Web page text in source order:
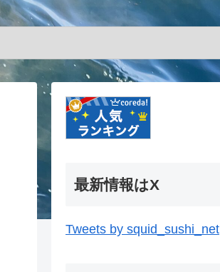
最新情報はX
Tweets by squid_sushi_net